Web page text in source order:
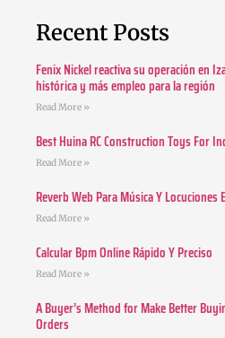
Recent Posts
Fenix Nickel reactiva su operación en
histórica y más empleo para la región
Read More »
Best Huina RC Construction Toys For
Read More »
Reverb Web Para Música Y Locuciones
Read More »
Calcular Bpm Online Rápido Y Preciso
Read More »
A Buyer’s Method for Make Better
Orders